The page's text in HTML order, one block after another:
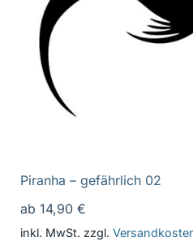
Piranha – gefährlich 02
ab 14,90 €
inkl. MwSt. zzgl.